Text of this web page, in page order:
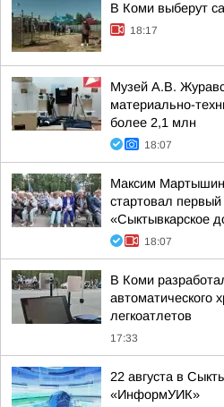
В Коми выберут
18:17
Музей А.В.
материально-
более 2,1 млн
18:07
Максим
стартовал
«Сыктывкарское
18:07
В Коми
автоматического
легкоатлетов
17:33
22 августа в
«ИнформУИК»